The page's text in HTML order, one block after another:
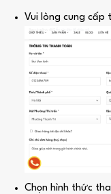
Vui lòng cung cấp
Chọn hình thức